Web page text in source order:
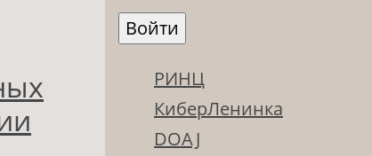
РИНЦ
КиберЛенинка
DOAJ